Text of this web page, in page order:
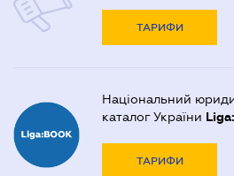
ТАРИФИ
Національний
каталог України
ТАРИФИ